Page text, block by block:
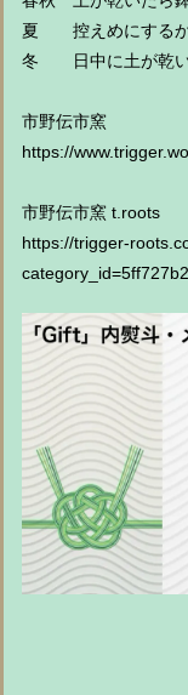
夏 控えめにする
冬 日中に土が乾い
市野伝市窯
https://
市野伝市窯 t.roots
https://trigger-